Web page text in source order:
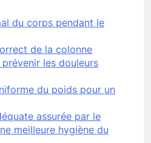
du corps pendant le
de la colonne
les douleurs
du poids pour un
assurée par le
meilleure hygiène du